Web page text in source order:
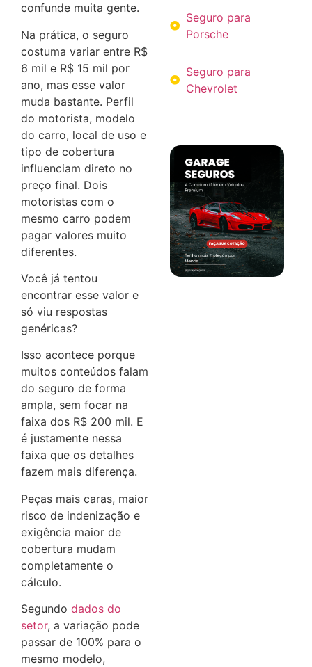
confunde muita gente.
Na prática, o seguro
costuma variar entre R$
6 mil e R$ 15 mil por
ano, mas esse valor
muda bastante. Perfil
do motorista, modelo
do carro, local de uso e
tipo de cobertura
influenciam direto no
preço final. Dois
motoristas com o
mesmo carro podem
pagar valores muito
diferentes.
Você já tentou
encontrar esse valor e
só viu respostas
genéricas?
Isso acontece porque
muitos conteúdos falam
do seguro de forma
ampla, sem focar na
faixa dos R$ 200 mil. E
é justamente nessa
faixa que os detalhes
fazem mais diferença.
Peças mais caras, maior
risco de indenização e
exigência maior de
cobertura mudam
completamente o
cálculo.
Segundo dados do
setor, a variação pode
passar de 100% para o
mesmo modelo,
Seguro para
Porsche
Seguro para
Chevrolet